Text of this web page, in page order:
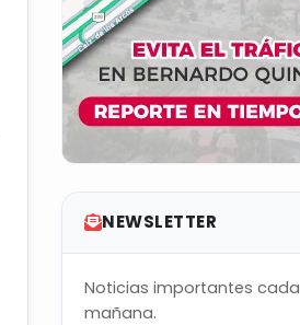
NEWSLETTER
Noticias importantes cada
mañana.